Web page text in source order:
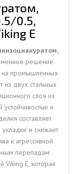
0.5,
E
решение
на промышленных
из двух стальных
слоя из
и
составляет
и снижает
к агрессивной
перепадам.
Viking E, которая